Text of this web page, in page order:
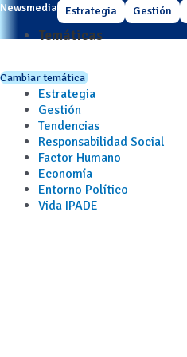
Newsmedia Estrategia Gestión
Temáticas
Cambiar temática
Estrategia
Gestión
Tendencias
Responsabilidad Social
Factor Humano
Economía
Entorno Político
Vida IPADE